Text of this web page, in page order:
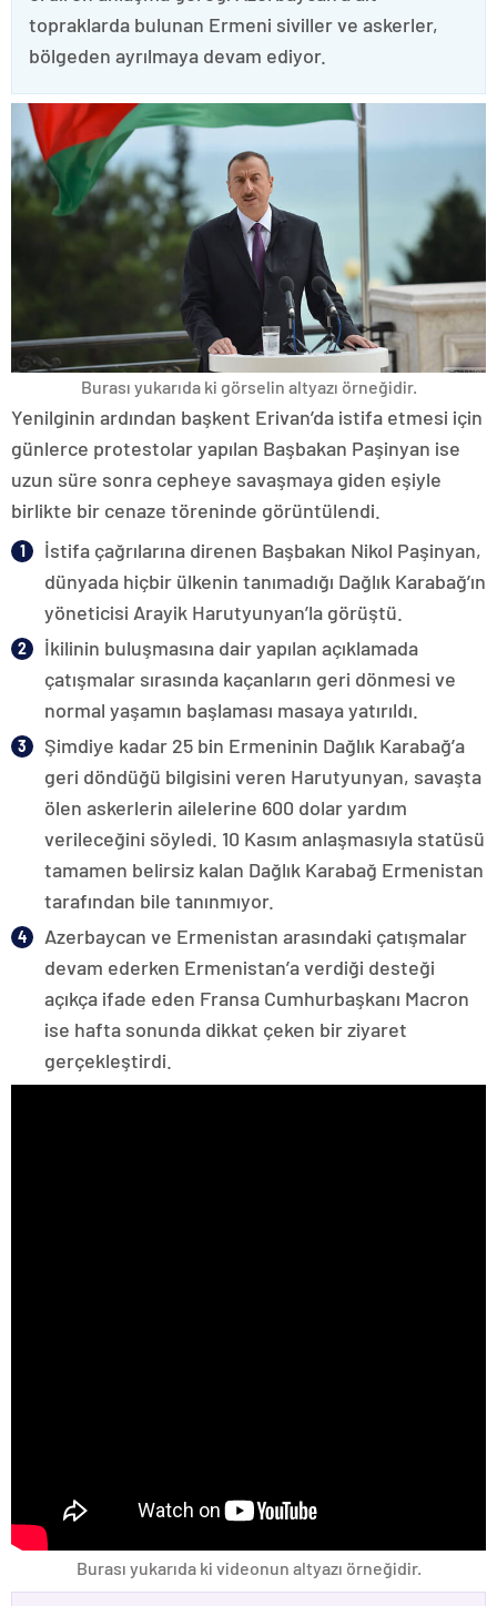
topraklarda bulunan Ermeni siviller ve askerler,
bölgeden ayrılmaya devam ediyor.
Burası yukarıda ki görselin altyazı örneğidir.
Yenilginin ardından başkent Erivan’da istifa etmesi için
günlerce protestolar yapılan Başbakan Paşinyan ise
uzun süre sonra cepheye savaşmaya giden eşiyle
birlikte bir cenaze töreninde görüntülendi.
İstifa çağrılarına direnen Başbakan Nikol Paşinyan,
dünyada hiçbir ülkenin tanımadığı Dağlık Karabağ’ın
yöneticisi Arayik Harutyunyan’la görüştü.
İkilinin buluşmasına dair yapılan açıklamada
çatışmalar sırasında kaçanların geri dönmesi ve
normal yaşamın başlaması masaya yatırıldı.
Şimdiye kadar 25 bin Ermeninin Dağlık Karabağ’a
geri döndüğü bilgisini veren Harutyunyan, savaşta
ölen askerlerin ailelerine 600 dolar yardım
verileceğini söyledi. 10 Kasım anlaşmasıyla statüsü
tamamen belirsiz kalan Dağlık Karabağ Ermenistan
tarafından bile tanınmıyor.
Azerbaycan ve Ermenistan arasındaki çatışmalar
devam ederken Ermenistan’a verdiği desteği
açıkça ifade eden Fransa Cumhurbaşkanı Macron
ise hafta sonunda dikkat çeken bir ziyaret
gerçekleştirdi.
Burası yukarıda ki videonun altyazı örneğidir.